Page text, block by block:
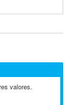
valores.